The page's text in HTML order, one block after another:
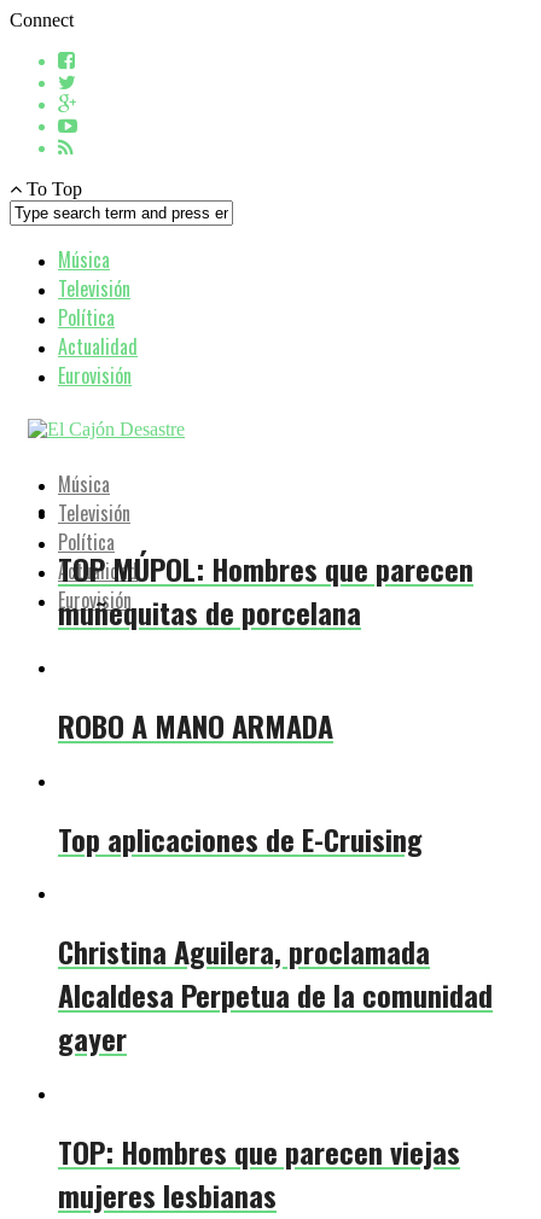
Connect
To Top
Música
Televisión
Política
Actualidad
Eurovisión
Música
Televisión
Política
Actualidad
Eurovisión
TOP MÚPOL: Hombres que parecen
muñequitas de porcelana
ROBO A MANO ARMADA
Top aplicaciones de E-Cruising
Christina Aguilera, proclamada
Alcaldesa Perpetua de la comunidad
gayer
TOP: Hombres que parecen viejas
mujeres lesbianas